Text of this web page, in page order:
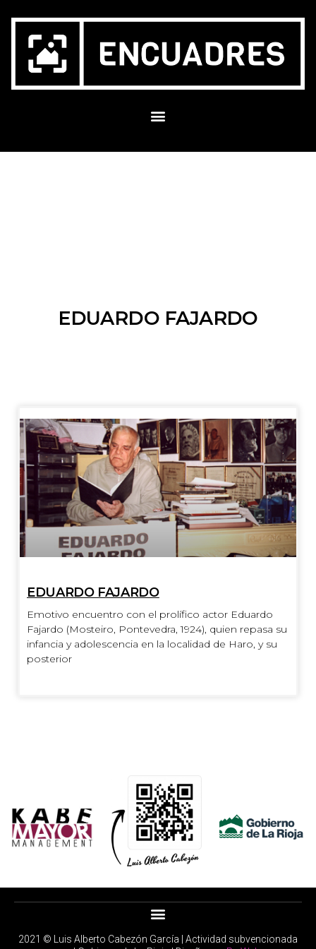
EDUARDO FAJARDO
EDUARDO FAJARDO
Emotivo encuentro con el prolífico actor Eduardo
Fajardo (Mosteiro, Pontevedra, 1924), quien repasa su
infancia y adolescencia en la localidad de Haro, y su
posterior
2021 © Luis Alberto Cabezón García | Actividad subvencionada